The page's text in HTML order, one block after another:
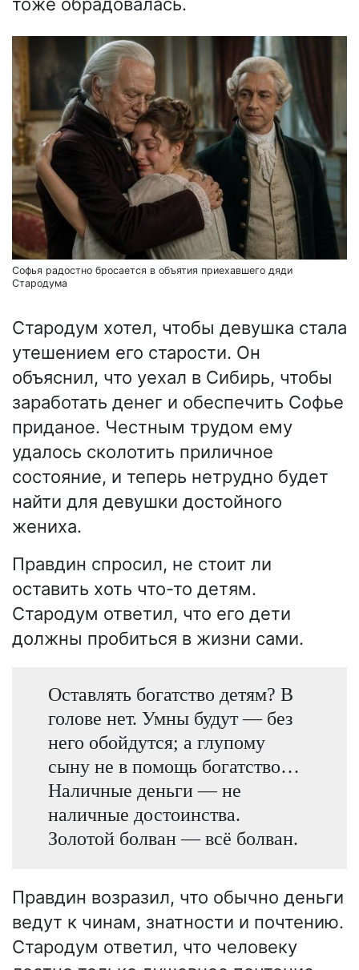
тоже обрадовалась.
Софья радостно бросается в объятия приехавшего дяди
Стародума
Стародум хотел, чтобы девушка стала
утешением его старости. Он
объяснил, что уехал в Сибирь, чтобы
заработать денег и обеспечить Софье
приданое. Честным трудом ему
удалось сколотить приличное
состояние, и теперь нетрудно будет
найти для девушки достойного
жениха.
Правдин спросил, не стоит ли
оставить хоть что-то детям.
Стародум ответил, что его дети
должны пробиться в жизни сами.
Оставлять богатство детям? В
голове нет. Умны будут — без
него обойдутся; а глупому
сыну не в помощь богатство…
Наличные деньги — не
наличные достоинства.
Золотой болван — всё болван.
Правдин возразил, что обычно деньги
ведут к чинам, знатности и почтению.
Стародум ответил, что человеку